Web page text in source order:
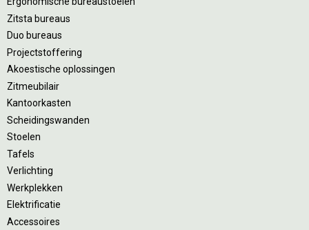
Zitsta bureaus
Duo bureaus
Projectstoffering
Akoestische oplossingen
Zitmeubilair
Kantoorkasten
Scheidingswanden
Stoelen
Tafels
Verlichting
Werkplekken
Elektrificatie
Accessoires